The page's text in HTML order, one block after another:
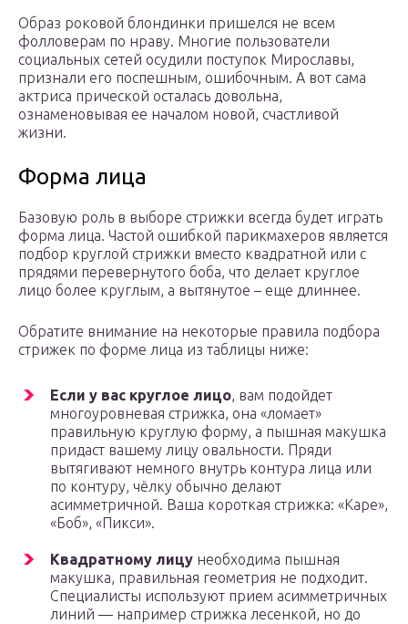
Образ роковой блондинки пришелся не всем
фолловерам по нраву. Многие пользователи
социальных сетей осудили поступок Мирославы,
признали его поспешным, ошибочным. А вот сама
актриса прической осталась довольна,
ознаменовывая ее началом новой, счастливой
жизни.
Форма лица
Базовую роль в выборе стрижки всегда будет играть
форма лица. Частой ошибкой парикмахеров является
подбор круглой стрижки вместо квадратной или с
прядями перевернутого боба, что делает круглое
лицо более круглым, а вытянутое – еще длиннее.
Обратите внимание на некоторые правила подбора
стрижек по форме лица из таблицы ниже:
Если у вас круглое лицо, вам подойдет
многоуровневая стрижка, она «ломает»
правильную круглую форму, а пышная макушка
придаст вашему лицу овальности. Пряди
вытягивают немного внутрь контура лица или
по контуру, чёлку обычно делают
асимметричной. Ваша короткая стрижка: «Каре»,
«Боб», «Пикси».
Квадратному лицу необходима пышная
макушка, правильная геометрия не подходит.
Специалисты используют прием асимметричных
линий — например стрижка лесенкой, но до